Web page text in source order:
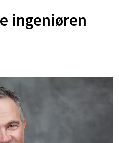
ingeniøren